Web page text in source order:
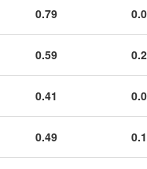
0.79
0.59
0.41
0.49